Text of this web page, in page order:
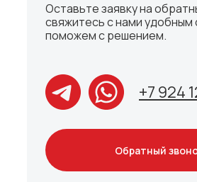
Оставьте заявку на
свяжитесь с нами
поможем с решением.
+7 924
Обратный